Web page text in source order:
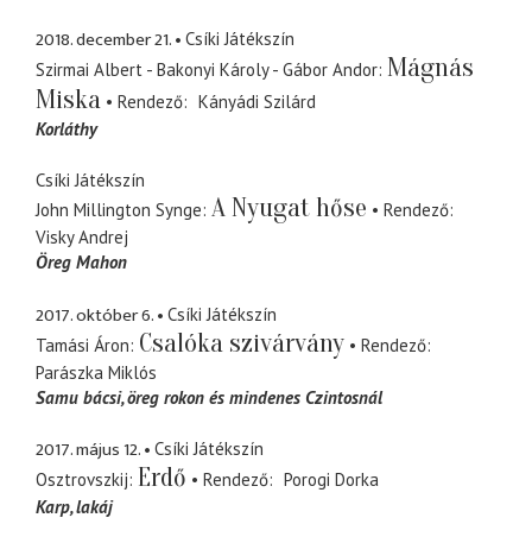
2018. december 21.
Csíki Játékszín
Szirmai Albert - Bakonyi Károly - Gábor Andor Mágnás
Miska
Rendező
Kányádi Szilárd
Korláthy
Csíki Játékszín
John Millington Synge A Nyugat hőse
Rendező
Visky Andrej
Öreg Mahon
2017. október 6.
Csíki Játékszín
Tamási Áron Csalóka szivárvány
Rendező
Parászka Miklós
Samu bácsi öreg rokon és mindenes Czintosnál
2017. május 12.
Csíki Játékszín
Osztrovszkij Erdő Rendező
Porogi Dorka
Karp lakáj